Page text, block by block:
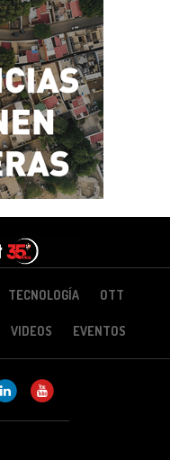
TECNOLOGÍA OTT
VIDEOS EVENTOS